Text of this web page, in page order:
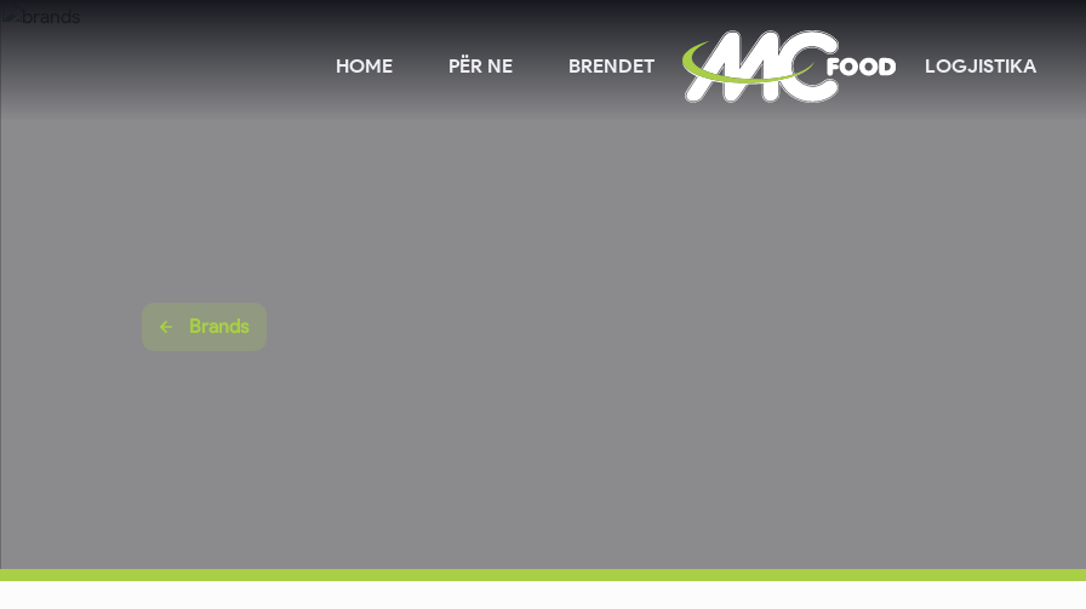
HOME PËR NE BRENDET LOGJISTIKA
Brands